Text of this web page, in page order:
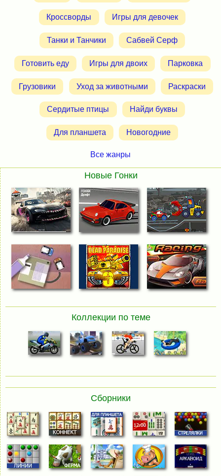
Кроссворды Игры для девочек
Танки и Танчики Сабвей Серф
Готовить еду Игры для двоих Парковка
Грузовики Уход за животными Раскраски
Сердитые птицы Найди буквы
Для планшета Новогодние
Все жанры
Новые Гонки
Коллекции по теме
Сборники